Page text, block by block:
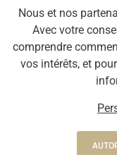
Smeets Van
1180 Uccle | BE
:
Nous et nos
Avec votre
comprendre
vos intérêts, et